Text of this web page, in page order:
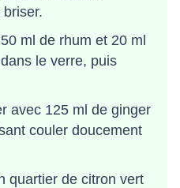
ml de rhum et 20 ml
le verre, puis
avec 125 ml de ginger
couler doucement
quartier de citron vert